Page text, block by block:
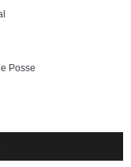
Posse